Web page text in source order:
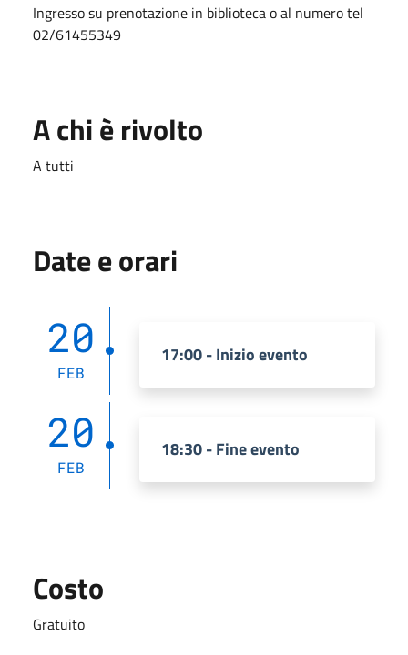
Ingresso su prenotazione in biblioteca o al numero tel
02/61455349
A chi è rivolto
A tutti
Date e orari
20
FEB
17:00 - Inizio evento
20
FEB
18:30 - Fine evento
Costo
Gratuito